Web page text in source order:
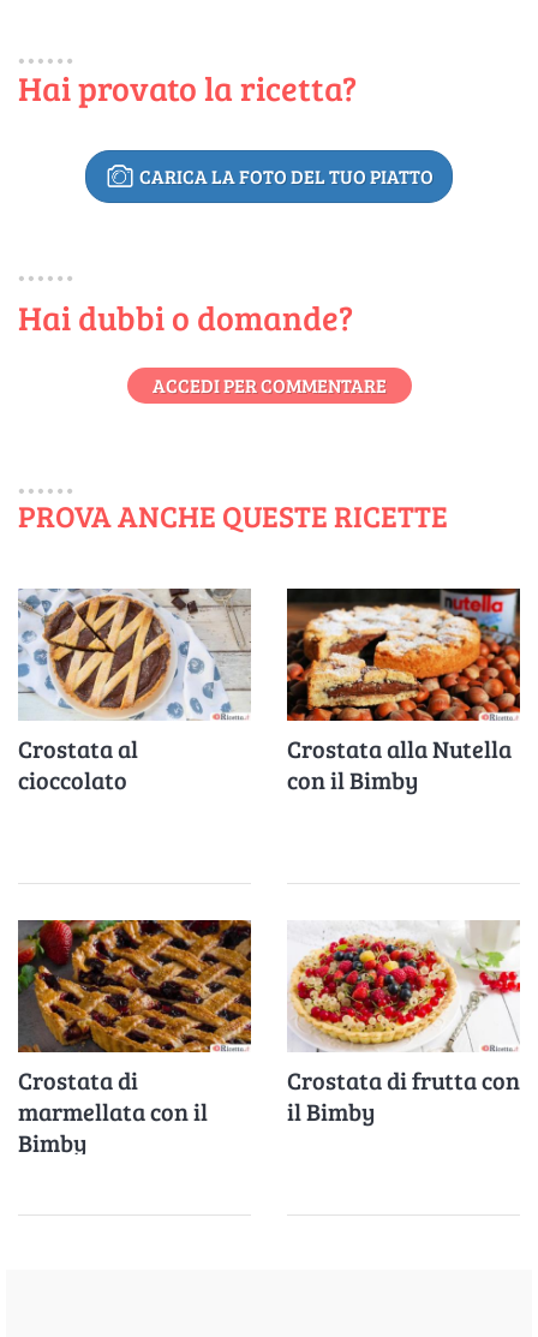
Hai provato la ricetta?
CARICA LA FOTO DEL TUO PIATTO
Hai dubbi o domande?
ACCEDI PER COMMENTARE
PROVA ANCHE QUESTE RICETTE
Crostata al
cioccolato
Crostata alla Nutella
con il Bimby
Crostata di
marmellata con il
Bimby
Crostata di frutta con
il Bimby